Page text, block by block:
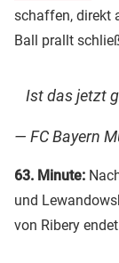
schaffen, direkt
Ball prallt
Ist das jetzt
— FC Bayern
63. Minute:
und
von Ribery